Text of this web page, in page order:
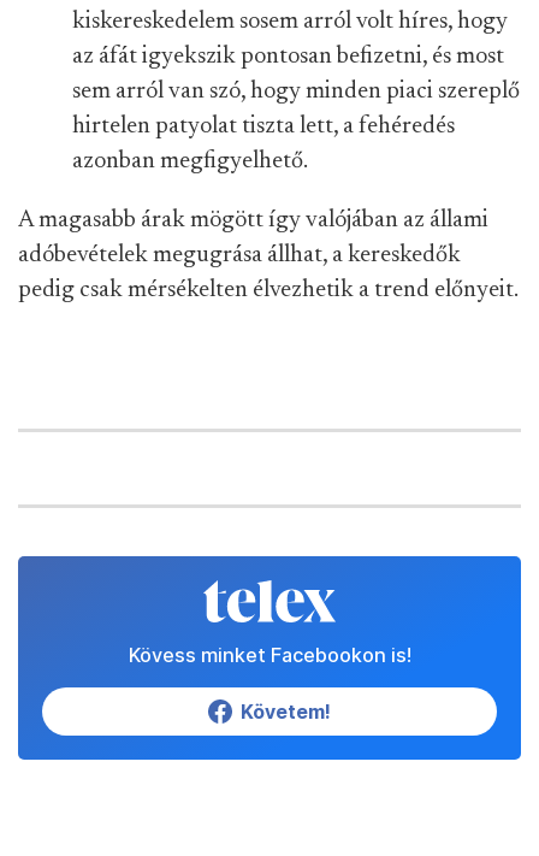
kiskereskedelem sosem arról volt híres, hogy
az áfát igyekszik pontosan befizetni, és most
sem arról van szó, hogy minden piaci szereplő
hirtelen patyolat tiszta lett, a fehéredés
azonban megfigyelhető.
A magasabb árak mögött így valójában az állami
adóbevételek megugrása állhat, a kereskedők
pedig csak mérsékelten élvezhetik a trend előnyeit.
Kövess minket Facebookon is!
Követem!